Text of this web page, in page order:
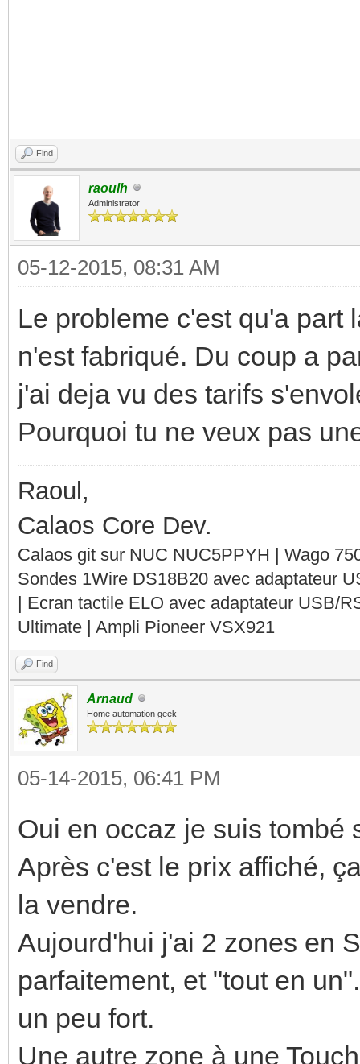
Find
raoulh
Administrator
05-12-2015, 08:31 AM
Le probleme c'est qu'a part
n'est fabriqué. Du coup a
j'ai deja vu des tarifs
Pourquoi tu ne veux pas
Raoul,
Calaos Core Dev.
Calaos git sur NUC NUC5PPYH | Wago
Sondes 1Wire DS18B20 avec adaptateur
| Ecran tactile ELO avec adaptateur USB/
Ultimate | Ampli Pioneer VSX921
Find
Arnaud
Home automation geek
05-14-2015, 06:41 PM
Oui en occaz je suis tombé
Après c'est le prix affiché,
la vendre.
Aujourd'hui j'ai 2 zones en
parfaitement, et "tout en
un peu fort.
Une autre zone à une